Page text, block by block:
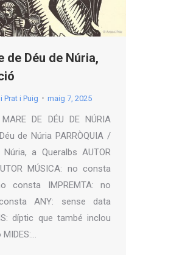
de Déu de Núria,
Prat i Puig maig 7, 2025
DE DÉU DE NÚRIA
de Núria PARRÒQUIA /
a Queralbs AUTOR
MÚSICA: no consta
consta IMPREMTA: no
ANY: sense data
díptic que també inclou